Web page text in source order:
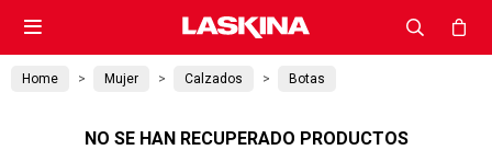

Home Mujer Calzados Botas
NO SE HAN RECUPERADO PRODUCTOS